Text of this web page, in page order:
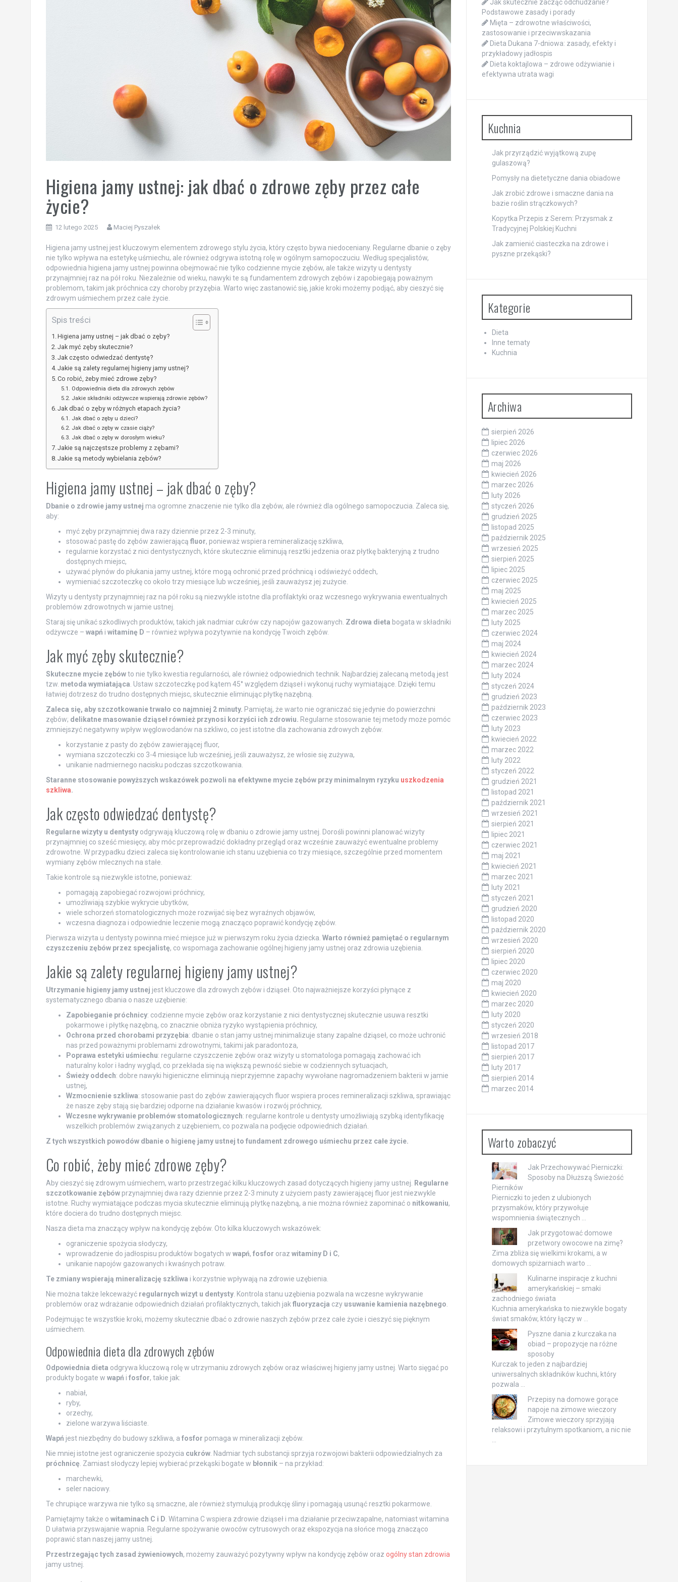
Higiena jamy ustnej: jak dbać o zdrowe zęby przez całe
życie?
12 lutego 2025 Maciej Pyszałek
Higiena jamy ustnej jest kluczowym elementem zdrowego stylu życia, który często bywa niedoceniany. Regularne dbanie o zęby
nie tylko wpływa na estetykę uśmiechu, ale również odgrywa istotną rolę w ogólnym samopoczuciu. Według specjalistów,
odpowiednia higiena jamy ustnej powinna obejmować nie tylko codzienne mycie zębów, ale także wizyty u dentysty
przynajmniej raz na pół roku. Niezależnie od wieku, nawyki te są fundamentem zdrowych zębów i zapobiegają poważnym
problemom, takim jak próchnica czy choroby przyzębia. Warto więc zastanowić się, jakie kroki możemy podjąć, aby cieszyć się
zdrowym uśmiechem przez całe życie.
Spis treści
Higiena jamy ustnej – jak dbać o zęby?
Jak myć zęby skutecznie?
Jak często odwiedzać dentystę?
Jakie są zalety regularnej higieny jamy ustnej?
Co robić, żeby mieć zdrowe zęby?
Odpowiednia dieta dla zdrowych zębów
Jakie składniki odżywcze wspierają zdrowie zębów?
Jak dbać o zęby w różnych etapach życia?
Jak dbać o zęby u dzieci?
Jak dbać o zęby w czasie ciąży?
Jak dbać o zęby w dorosłym wieku?
Jakie są najczęstsze problemy z zębami?
Jakie są metody wybielania zębów?
Higiena jamy ustnej – jak dbać o zęby?
Dbanie o zdrowie jamy ustnej ma ogromne znaczenie nie tylko dla zębów, ale również dla ogólnego samopoczucia. Zaleca się,
aby:
myć zęby przynajmniej dwa razy dziennie przez 2-3 minuty,
stosować pastę do zębów zawierającą fluor, ponieważ wspiera remineralizację szkliwa,
regularnie korzystać z nici dentystycznych, które skutecznie eliminują resztki jedzenia oraz płytkę bakteryjną z trudno
dostępnych miejsc,
używać płynów do płukania jamy ustnej, które mogą ochronić przed próchnicą i odświeżyć oddech,
wymieniać szczoteczkę co około trzy miesiące lub wcześniej, jeśli zauważysz jej zużycie.
Wizyty u dentysty przynajmniej raz na pół roku są niezwykle istotne dla profilaktyki oraz wczesnego wykrywania ewentualnych
problemów zdrowotnych w jamie ustnej.
Staraj się unikać szkodliwych produktów, takich jak nadmiar cukrów czy napojów gazowanych. Zdrowa dieta bogata w składniki
odżywcze – wapń i witaminę D – również wpływa pozytywnie na kondycję Twoich zębów.
Jak myć zęby skutecznie?
Skuteczne mycie zębówto nie tylko kwestia regularności, ale również odpowiednich technik. Najbardziej zalecaną metodą jest
tzw. metoda wymiatająca . Ustaw szczoteczkę pod kątem 45° względem dziąseł i wykonuj ruchy wymiatające. Dzięki temu
łatwiej dotrzesz do trudno dostępnych miejsc, skutecznie eliminując płytkę nazębną.
Zaleca się, aby szczotkowanie trwało co najmniej 2 minuty. Pamiętaj, że warto nie ograniczać się jedynie do powierzchni
zębów; delikatne masowanie dziąseł również przynosi korzyści ich zdrowiu. Regularne stosowanie tej metody może pomóc
zmniejszyć negatywny wpływ węglowodanów na szkliwo, co jest istotne dla zachowania zdrowych zębów.
korzystanie z pasty do zębów zawierającej fluor,
wymiana szczoteczki co 3-4 miesiące lub wcześniej, jeśli zauważysz, że włosie się zużywa,
unikanie nadmiernego nacisku podczas szczotkowania.
Staranne stosowanie powyższych wskazówek pozwoli na efektywne mycie zębów przy minimalnym ryzyku uszkodzenia
szkliwa.
Jak często odwiedzać dentystę?
Regularne wizyty u dentystyodgrywają kluczową rolę w dbaniu o zdrowie jamy ustnej. Dorośli powinni planować wizyty
przynajmniej co sześć miesięcy, aby móc przeprowadzić dokładny przegląd oraz wcześnie zauważyć ewentualne problemy
zdrowotne. W przypadku dzieci zaleca się kontrolowanie ich stanu uzębienia co trzy miesiące, szczególnie przed momentem
wymiany zębów mlecznych na stałe.
Takie kontrole są niezwykle istotne, ponieważ:
pomagają zapobiegać rozwojowi próchnicy,
umożliwiają szybkie wykrycie ubytków,
wiele schorzeń stomatologicznych może rozwijać się bez wyraźnych objawów,
wczesna diagnoza i odpowiednie leczenie mogą znacząco poprawić kondycję zębów.
Pierwsza wizyta u dentysty powinna mieć miejsce już w pierwszym roku życia dziecka. Warto również pamiętać o regularnym
czyszczeniu zębów przez specjalistę, co wspomaga zachowanie ogólnej higieny jamy ustnej oraz zdrowia uzębienia.
Jakie są zalety regularnej higieny jamy ustnej?
Utrzymanie higieny jamy ustnej jest kluczowe dla zdrowych zębów i dziąseł. Oto najważniejsze korzyści płynące z
systematycznego dbania o nasze uzębienie:
Zapobieganie próchnicy: codzienne mycie zębów oraz korzystanie z nici dentystycznej skutecznie usuwa resztki
pokarmowe i płytkę nazębną, co znacznie obniża ryzyko wystąpienia próchnicy,
Ochrona przed chorobami przyzębia: dbanie o stan jamy ustnej minimalizuje stany zapalne dziąseł, co może uchronić
nas przed poważnymi problemami zdrowotnymi, takimi jak paradontoza,
Poprawa estetyki uśmiechu: regularne czyszczenie zębów oraz wizyty u stomatologa pomagają zachować ich
naturalny kolor i ładny wygląd, co przekłada się na większą pewność siebie w codziennych sytuacjach,
Świeży oddech: dobre nawyki higieniczne eliminują nieprzyjemne zapachy wywołane nagromadzeniem bakterii w jamie
ustnej,
Wzmocnienie szkliwa: stosowanie past do zębów zawierających fluor wspiera proces remineralizacji szkliwa, sprawiając
że nasze zęby stają się bardziej odporne na działanie kwasów i rozwój próchnicy,
Wczesne wykrywanie problemów stomatologicznych: regularne kontrole u dentysty umożliwiają szybką identyfikację
wszelkich problemów związanych z uzębieniem, co pozwala na podjęcie odpowiednich działań.
Z tych wszystkich powodów dbanie o higienę jamy ustnej to fundament zdrowego uśmiechu przez całe życie.
Co robić, żeby mieć zdrowe zęby?
Aby cieszyć się zdrowym uśmiechem, warto przestrzegać kilku kluczowych zasad dotyczących higieny jamy ustnej.
Regularne
szczotkowanie zębówprzynajmniej dwa razy dziennie przez 2-3 minuty z użyciem pasty zawierającej fluor jest niezwykle
istotne. Ruchy wymiatające podczas mycia skutecznie eliminują płytkę nazębną, a nie można również zapominać o nitkowaniu,
które dociera do trudno dostępnych miejsc.
Nasza dieta ma znaczący wpływ na kondycję zębów. Oto kilka kluczowych wskazówek:
ograniczenie spożycia słodyczy,
wprowadzenie do jadłospisu produktów bogatych w wapń, fosfor oraz witaminy D i C,
unikanie napojów gazowanych i kwaśnych potraw.
Te zmiany wspierają mineralizację szkliwa i korzystnie wpływają na zdrowie uzębienia.
Nie można także lekceważyć regularnych wizyt u dentysty. Kontrola stanu uzębienia pozwala na wczesne wykrywanie
problemów oraz wdrażanie odpowiednich działań profilaktycznych, takich jak fluoryzacja czy usuwanie kamienia nazębnego
Podejmując te wszystkie kroki, możemy skutecznie dbać o zdrowie naszych zębów przez całe życie i cieszyć się pięknym
uśmiechem.
Odpowiednia dieta dla zdrowych zębów
Odpowiednia dieta odgrywa kluczową rolę w utrzymaniu zdrowych zębów oraz właściwej higieny jamy ustnej. Warto sięgać po
produkty bogate w wapń i fosfor, takie jak:
nabiał,
ryby,
orzechy,
zielone warzywa liściaste.
Wapń jest niezbędny do budowy szkliwa, a fosfor pomaga w mineralizacji zębów.
Nie mniej istotne jest ograniczenie spożycia cukrów. Nadmiar tych substancji sprzyja rozwojowi bakterii odpowiedzialnych za
próchnicę . Zamiast słodyczy lepiej wybierać przekąski bogate w błonnik– na przykład:
marchewki,
seler naciowy.
Te chrupiące warzywa nie tylko są smaczne, ale również stymulują produkcję śliny i pomagają usunąć resztki pokarmowe.
Pamiętajmy także o witaminach C i D . Witamina C wspiera zdrowie dziąseł i ma działanie przeciwzapalne, natomiast witamina
D ułatwia przyswajanie wapnia. Regularne spożywanie owoców cytrusowych oraz ekspozycja na słońce mogą znacząco
poprawić stan naszej jamy ustnej.
Przestrzegając tych zasad żywieniowych, możemy zauważyć pozytywny wpływ na kondycję zębów oraz ogólny stan zdrowia
jamy ustnej.
Jak skutecznie zacząć odchudzanie?
Podstawowe zasady i porady
Mięta – zdrowotne właściwości,
zastosowanie i przeciwwskazania
Dieta Dukana 7-dniowa: zasady, efekty i
przykładowy jadłospis
Dieta koktajlowa – zdrowe odżywianie i
efektywna utrata wagi
Kuchnia
Jak przyrządzić wyjątkową zupę
gulaszową?
Pomysły na dietetyczne dania obiadowe
Jak zrobić zdrowe i smaczne dania na
bazie roślin strączkowych?
Kopytka Przepis z Serem: Przysmak z
Tradycyjnej Polskiej Kuchni
Jak zamienić ciasteczka na zdrowe i
pyszne przekąski?
Kategorie
Dieta
Inne tematy
Kuchnia
Archiwa
sierpień 2026
lipiec 2026
czerwiec 2026
maj 2026
kwiecień 2026
marzec 2026
luty 2026
styczeń 2026
grudzień 2025
listopad 2025
październik 2025
wrzesień 2025
sierpień 2025
lipiec 2025
czerwiec 2025
maj 2025
kwiecień 2025
marzec 2025
luty 2025
czerwiec 2024
maj 2024
kwiecień 2024
marzec 2024
luty 2024
styczeń 2024
grudzień 2023
październik 2023
czerwiec 2023
luty 2023
kwiecień 2022
marzec 2022
luty 2022
styczeń 2022
grudzień 2021
listopad 2021
październik 2021
wrzesień 2021
sierpień 2021
lipiec 2021
czerwiec 2021
maj 2021
kwiecień 2021
marzec 2021
luty 2021
styczeń 2021
grudzień 2020
listopad 2020
październik 2020
wrzesień 2020
sierpień 2020
lipiec 2020
czerwiec 2020
maj 2020
kwiecień 2020
marzec 2020
luty 2020
styczeń 2020
wrzesień 2018
listopad 2017
sierpień 2017
luty 2017
sierpień 2014
marzec 2014
Warto zobaczyć
Jak Przechowywać Pierniczki:
Sposoby na Dłuższą Świeżość
Pierników
Pierniczki to jeden z ulubionych
przysmaków, który przywołuje
wspomnienia świątecznych …
Jak przygotować domowe
przetwory owocowe na zimę?
Zima zbliża się wielkimi krokami, a w
domowych spiżarniach warto …
Kulinarne inspiracje z kuchni
amerykańskiej – smaki
zachodniego świata
Kuchnia amerykańska to niezwykle bogaty
świat smaków, który łączy w …
Pyszne dania z kurczaka na
obiad – propozycje na różne
sposoby
Kurczak to jeden z najbardziej
uniwersalnych składników kuchni, który
pozwala …
Przepisy na domowe gorące
napoje na zimowe wieczory
Zimowe wieczory sprzyjają
relaksowi i przytulnym spotkaniom, a nic nie
…